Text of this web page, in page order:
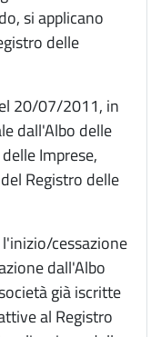
si applicano
delle
20/07/2011, in
dall'Albo delle
Imprese,
Registro delle
cessazione
dall'Albo
già iscritte
al Registro